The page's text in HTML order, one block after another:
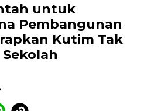
untuk
Pembangunan
Kutim Tak